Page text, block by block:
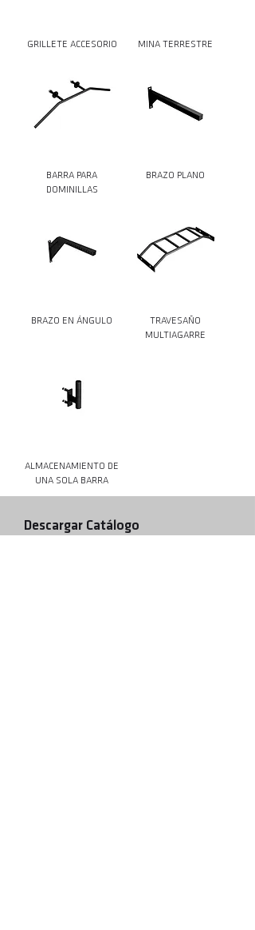
GRILLETE ACCESORIO MINA TERRESTRE
BARRA PARA
DOMINILLAS
BRAZO PLANO
BRAZO EN ÁNGULO
TRAVESAÑO
MULTIAGARRE
ALMACENAMIENTO DE
UNA SOLA BARRA
Descargar Catálogo